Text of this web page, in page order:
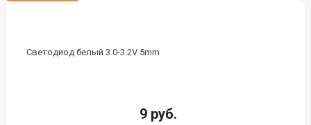
Светодиод белый 3.0-3.2V 5mm
9 руб.